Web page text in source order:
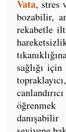
Vata, stres
bozabilir,
rekabetle
sağlığı